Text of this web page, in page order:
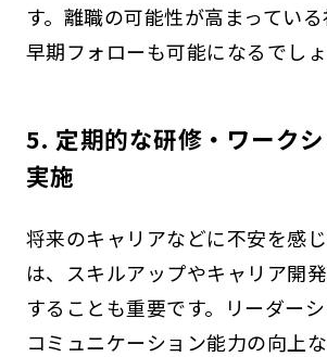
す。離職の可能性が高まっている
早期フォローも可能になるでしょ
5. 定期的な研修・ワーク
実施
将来のキャリアなどに不安を感
は、スキルアップやキャリア開
することも重要です。リーダー
コミュニケーション能力の向上